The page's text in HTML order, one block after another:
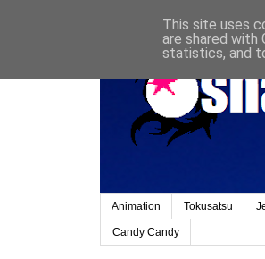
Animation Tokusatsu
Candy Candy
This site uses
are shared with
statistics, and